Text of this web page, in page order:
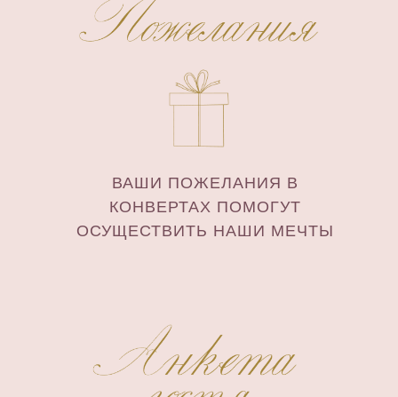
ВАШИ ПОЖЕЛАНИЯ В
КОНВЕРТАХ ПОМОГУТ
ОСУЩЕСТВИТЬ НАШИ МЕЧТЫ